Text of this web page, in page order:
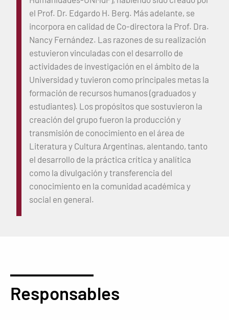
el Prof. Dr. Edgardo H. Berg. Más adelante, se
incorpora en calidad de Co-directora la Prof. Dra.
Nancy Fernández. Las razones de su realización
estuvieron vinculadas con el desarrollo de
actividades de investigación en el ámbito de la
Universidad y tuvieron como principales metas la
formación de recursos humanos (graduados y
estudiantes). Los propósitos que sostuvieron la
creación del grupo fueron la producción y
transmisión de conocimiento en el área de
Literatura y Cultura Argentinas, alentando, tanto
el desarrollo de la práctica crítica y analítica
como la divulgación y transferencia del
conocimiento en la comunidad académica y
social en general.
Responsables